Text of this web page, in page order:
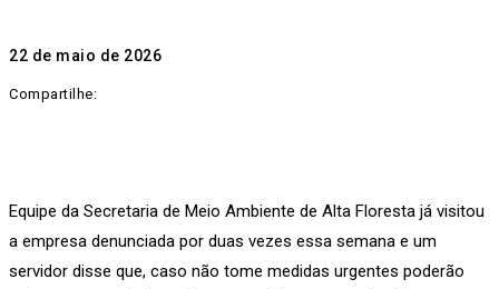
22 de maio de 2026
Compartilhe:
Equipe da Secretaria de Meio Ambiente de Alta Floresta já visitou
a empresa denunciada por duas vezes essa semana e um
servidor disse que, caso não tome medidas urgentes poderão